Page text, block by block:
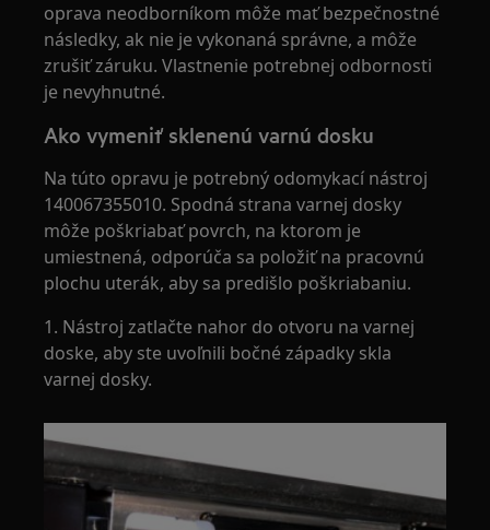
oprava neodborníkom môže mať bezpečnostné
následky, ak nie je vykonaná správne, a môže
zrušiť záruku. Vlastnenie potrebnej odbornosti
je nevyhnutné.
Ako vymeniť sklenenú varnú dosku
Na túto opravu je potrebný odomykací nástroj
140067355010. Spodná strana varnej dosky
môže poškriabať povrch, na ktorom je
umiestnená, odporúča sa položiť na pracovnú
plochu uterák, aby sa predišlo poškriabaniu.
1. Nástroj zatlačte nahor do otvoru na varnej
doske, aby ste uvoľnili bočné západky skla
varnej dosky.